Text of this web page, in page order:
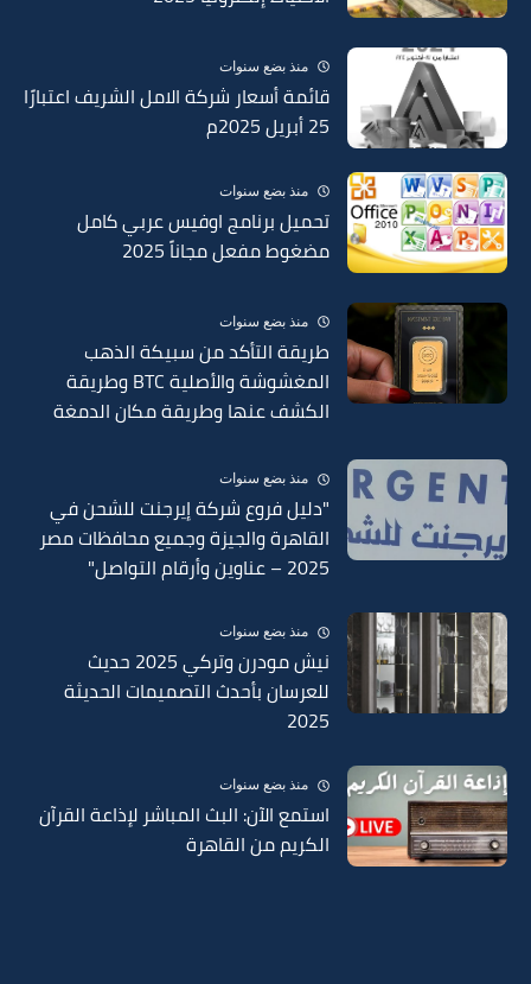
منذ بضع سنوات
قائمة أسعار شركة الامل الشريف اعتبارًا
منذ بضع سنوات
تحميل برنامج اوفيس عربي كامل
مضغوط مفعل مجاناً 2025
منذ بضع سنوات
طريقة التأكد من سبيكة الذهب
المغشوشة والأصلية BTC وطريقة
الكشف عنها وطريقة مكان الدمغة
منذ بضع سنوات
"دليل فروع شركة إيرجنت للشحن في
القاهرة والجيزة وجميع محافظات مصر
2025 – عناوين وأرقام التواصل"
منذ بضع سنوات
نيش مودرن وتركي 2025 حديث
للعرسان بأحدث التصميمات الحديثة
2025
منذ بضع سنوات
استمع الآن: البث المباشر لإذاعة القرآن
الكريم من القاهرة